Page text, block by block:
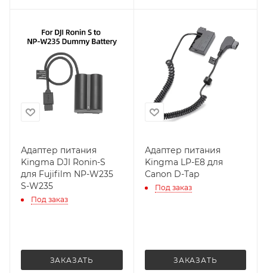
Адаптер питания
Kingma DJI Ronin-S
для Fujifilm NP-W235
S-W235
Под заказ
ЗАКАЗАТЬ
Адаптер питания
Kingma LP-E8 для
Canon D-Tap
Под заказ
ЗАКАЗАТЬ